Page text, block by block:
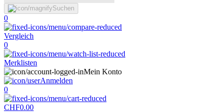
Suchen
0
Vergleich
0
Merklisten
Mein Konto
Anmelden
0
CHF0.00